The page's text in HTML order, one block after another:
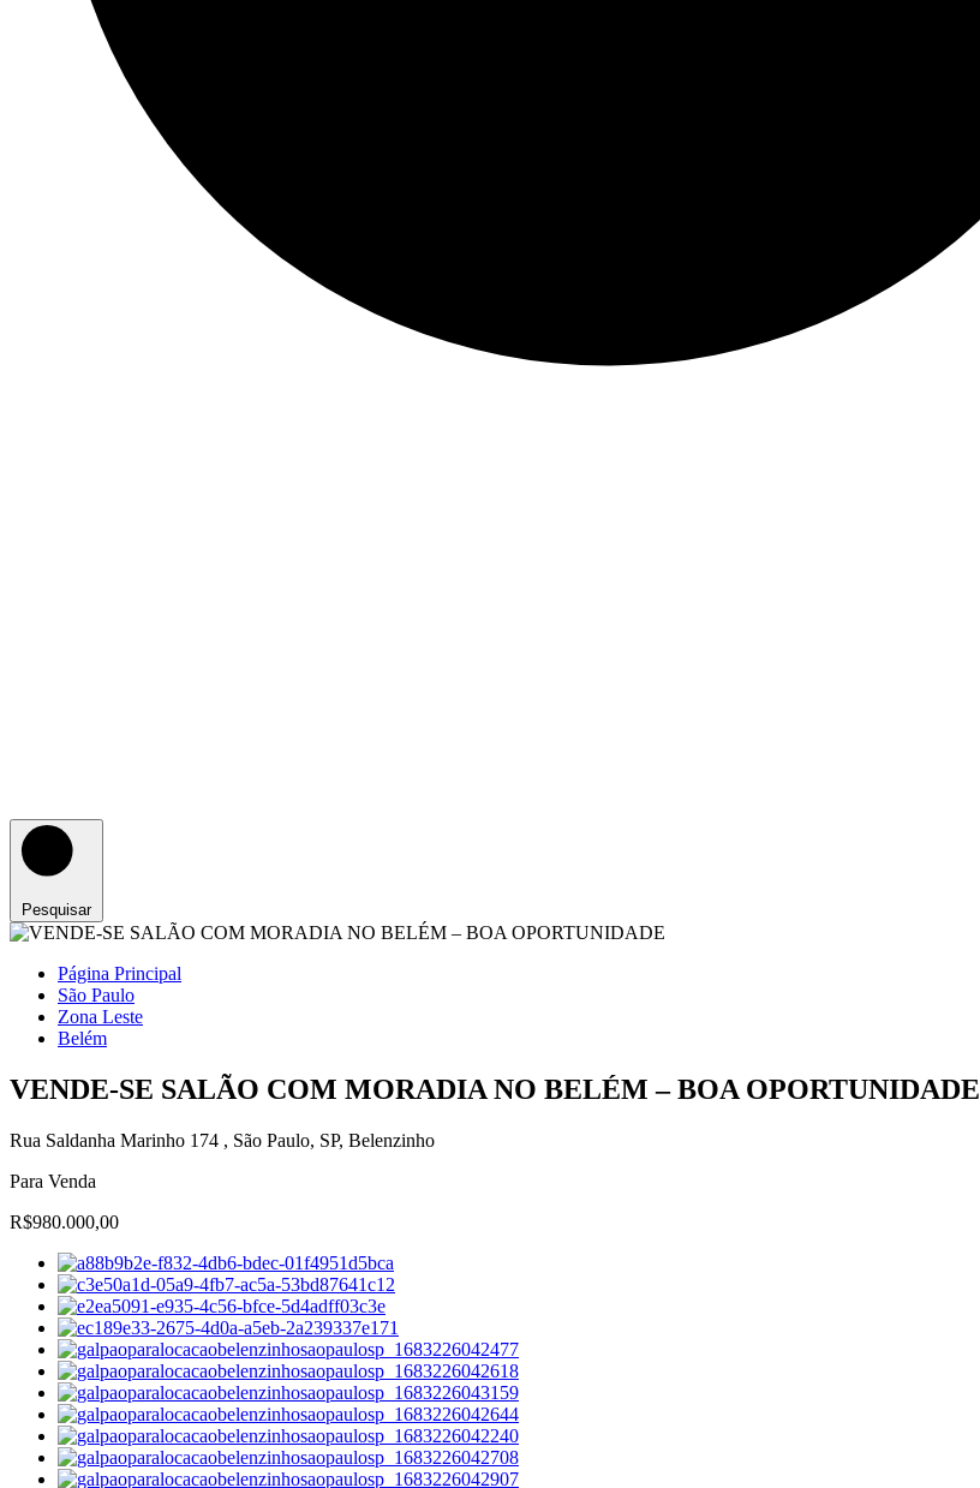
Pesquisar
Página Principal
São Paulo
Zona Leste
Belém
VENDE-SE SALÃO COM MORADIA NO BELÉM – BOA OPORTUNIDADE
Rua Saldanha Marinho 174 , São Paulo, SP, Belenzinho
Para Venda
R$980.000,00